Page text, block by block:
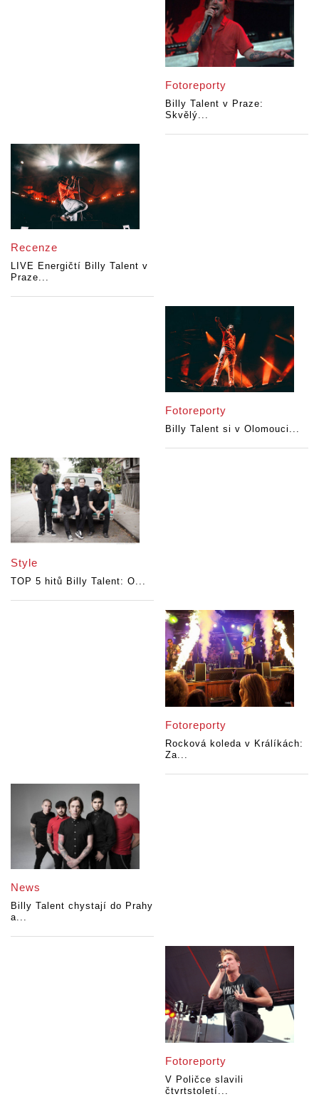
Fotoreporty
Billy Talent v Praze:
Skvělý...
Recenze
LIVE Energičtí Billy Talent v
Praze...
Fotoreporty
Billy Talent si v Olomouci...
Style
TOP 5 hitů Billy Talent: O...
Fotoreporty
Rocková koleda v Králíkách:
Za...
News
Billy Talent chystají do Prahy
a...
Fotoreporty
V Poličce slavili
čtvrtstoletí...